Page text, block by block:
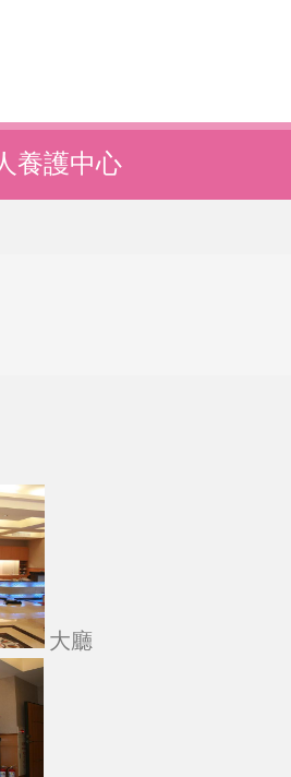
養護中心
大廳